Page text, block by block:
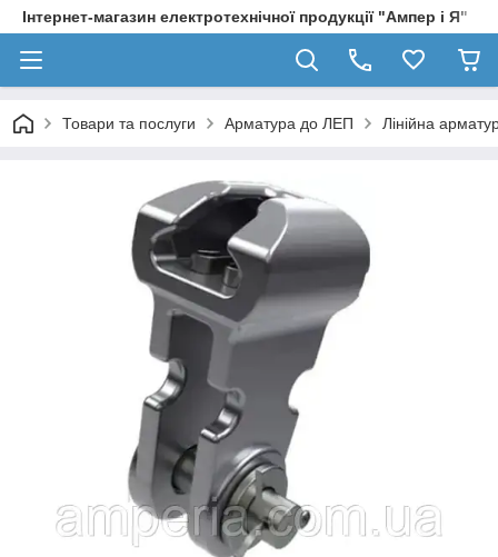
Інтернет-магазин електротехнічної продукції "Ампер і Я"
Товари та послуги Арматура до ЛЕП Лінійна